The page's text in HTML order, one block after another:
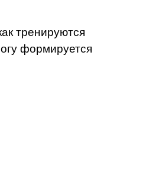
тренируются
формируется